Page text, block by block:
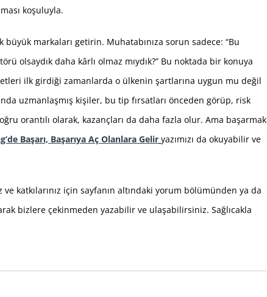
koşuluyla.
markaları getirin. Muhatabınıza sorun sadece: “Bu
olsaydık daha kârlı olmaz mıydık?” Bu noktada bir konuya
ilk girdiği zamanlarda o ülkenin şartlarına uygun mu değil
uzmanlaşmış kişiler, bu tip fırsatları önceden görüp, risk
orantılı olarak, kazançları da daha fazla olur. Ama başarmak
Başarı, Başarıya Aç Olanlara Gelir yazımızı da okuyabilir ve
katkılarınız için sayfanın altındaki yorum bölümünden ya da
bizlere çekinmeden yazabilir ve ulaşabilirsiniz. Sağlıcakla